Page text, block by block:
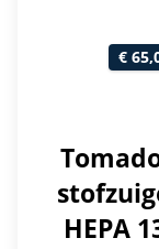
€
HEPA